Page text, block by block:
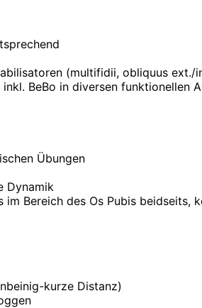
(multifidii, obliquus ext./
BeBo in diversen funktionellen
Übungen
Dynamik
Bereich des Os Pubis
kurze Distanz)